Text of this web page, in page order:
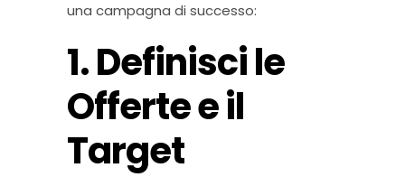
una campagna di successo:
1. Definisci le
Offerte e il
Target